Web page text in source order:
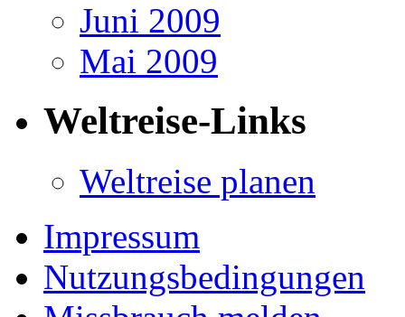
Juni 2009
Mai 2009
Weltreise-Links
Weltreise planen
Impressum
Nutzungsbedingungen